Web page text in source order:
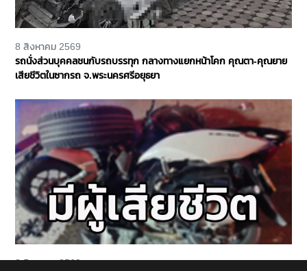
8 สิงหาคม 2569
รถนั่งส่วนบุคคลชนกับรถบรรทุก กลางทางแยกหน้าโคก คุณตา-คุณยาย
เสียชีวิตในซากรถ จ.พระนครศรีอยุธยา
8 สิงหาคม 2569